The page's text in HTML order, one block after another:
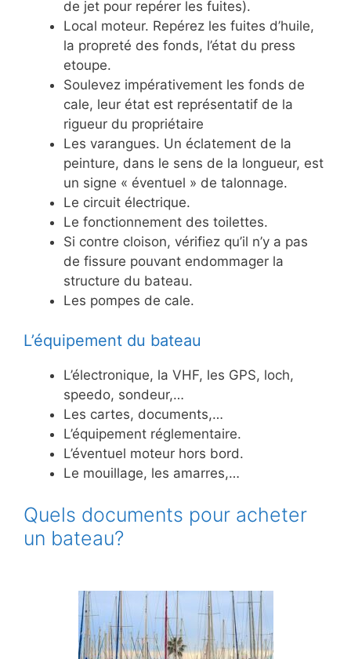
de jet pour repérer les fuites).
Local moteur. Repérez les fuites d’huile,
la propreté des fonds, l’état du press
etoupe.
Soulevez impérativement les fonds de
cale, leur état est représentatif de la
rigueur du propriétaire
Les varangues. Un éclatement de la
peinture, dans le sens de la longueur, est
un signe « éventuel » de talonnage.
Le circuit électrique.
Le fonctionnement des toilettes.
Si contre cloison, vérifiez qu’il n’y a pas
de fissure pouvant endommager la
structure du bateau.
Les pompes de cale.
L’équipement du bateau
L’électronique, la VHF, les GPS, loch,
speedo, sondeur,…
Les cartes, documents,…
L’équipement réglementaire.
L’éventuel moteur hors bord.
Le mouillage, les amarres,…
Quels documents pour acheter
un bateau?